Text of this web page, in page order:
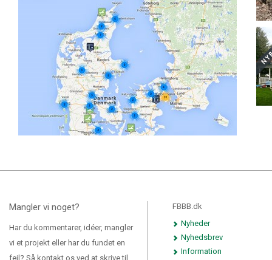
Mangler vi noget?
Har du kommentarer, idéer, mangler
vi et projekt eller har du fundet en
fejl? Så kontakt os ved at skrive til
FBBB.dk
Nyheder
Nyhedsbrev
Information